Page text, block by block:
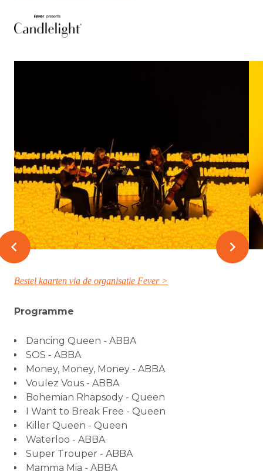
Bestel kaarten via de organisatie Fever >
Programme
Dancing Queen - ABBA
SOS - ABBA
Money, Money, Money - ABBA
Voulez Vous - ABBA
Bohemian Rhapsody - Queen
I Want to Break Free - Queen
Killer Queen - Queen
Waterloo - ABBA
Super Trouper - ABBA
Mamma Mia - ABBA